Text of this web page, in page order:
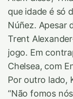
que idade é só
Núñez. Apesar
Trent
jogo. Em
Chelsea, com
Por outro lado,
“Não fomos